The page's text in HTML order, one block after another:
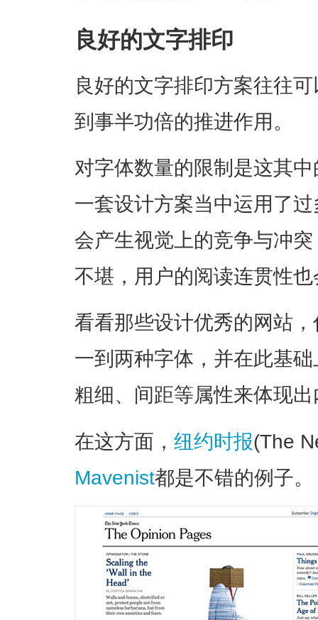
良好的文字排印
良好的文字排印方案往往
到事半功倍的推进作用。
对字体数量的限制是这其
一套设计方案当中运用了
会产生视觉上的竞争与冲
不堪，用户的阅读连贯性
看看那些设计优秀的网站
一到两种字体，并在此基
粗细、间距等属性来体现
在这方面， 纽约时报(The
Mavenist都是不错的例子。